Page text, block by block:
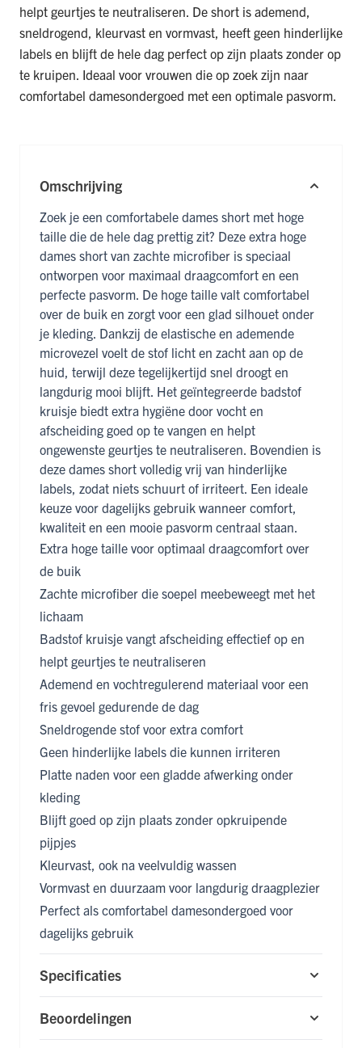
helpt geurtjes te neutraliseren. De short is ademend,
sneldrogend, kleurvast en vormvast, heeft geen hinderlijke
labels en blijft de hele dag perfect op zijn plaats zonder op
te kruipen. Ideaal voor vrouwen die op zoek zijn naar
comfortabel damesondergoed met een optimale pasvorm.
Omschrijving
Zoek je een comfortabele dames short met hoge
taille die de hele dag prettig zit? Deze extra hoge
dames short van zachte microfiber is speciaal
ontworpen voor maximaal draagcomfort en een
perfecte pasvorm. De hoge taille valt comfortabel
over de buik en zorgt voor een glad silhouet onder
je kleding. Dankzij de elastische en ademende
microvezel voelt de stof licht en zacht aan op de
huid, terwijl deze tegelijkertijd snel droogt en
langdurig mooi blijft. Het geïntegreerde badstof
kruisje biedt extra hygiëne door vocht en
afscheiding goed op te vangen en helpt
ongewenste geurtjes te neutraliseren. Bovendien is
deze dames short volledig vrij van hinderlijke
labels, zodat niets schuurt of irriteert. Een ideale
keuze voor dagelijks gebruik wanneer comfort,
kwaliteit en een mooie pasvorm centraal staan.
Extra hoge taille voor optimaal draagcomfort over
de buik
Zachte microfiber die soepel meebeweegt met het
lichaam
Badstof kruisje vangt afscheiding effectief op en
helpt geurtjes te neutraliseren
Ademend en vochtregulerend materiaal voor een
fris gevoel gedurende de dag
Sneldrogende stof voor extra comfort
Geen hinderlijke labels die kunnen irriteren
Platte naden voor een gladde afwerking onder
kleding
Blijft goed op zijn plaats zonder opkruipende
pijpjes
Kleurvast, ook na veelvuldig wassen
Vormvast en duurzaam voor langdurig draagplezier
Perfect als comfortabel damesondergoed voor
dagelijks gebruik
Specificaties
Beoordelingen